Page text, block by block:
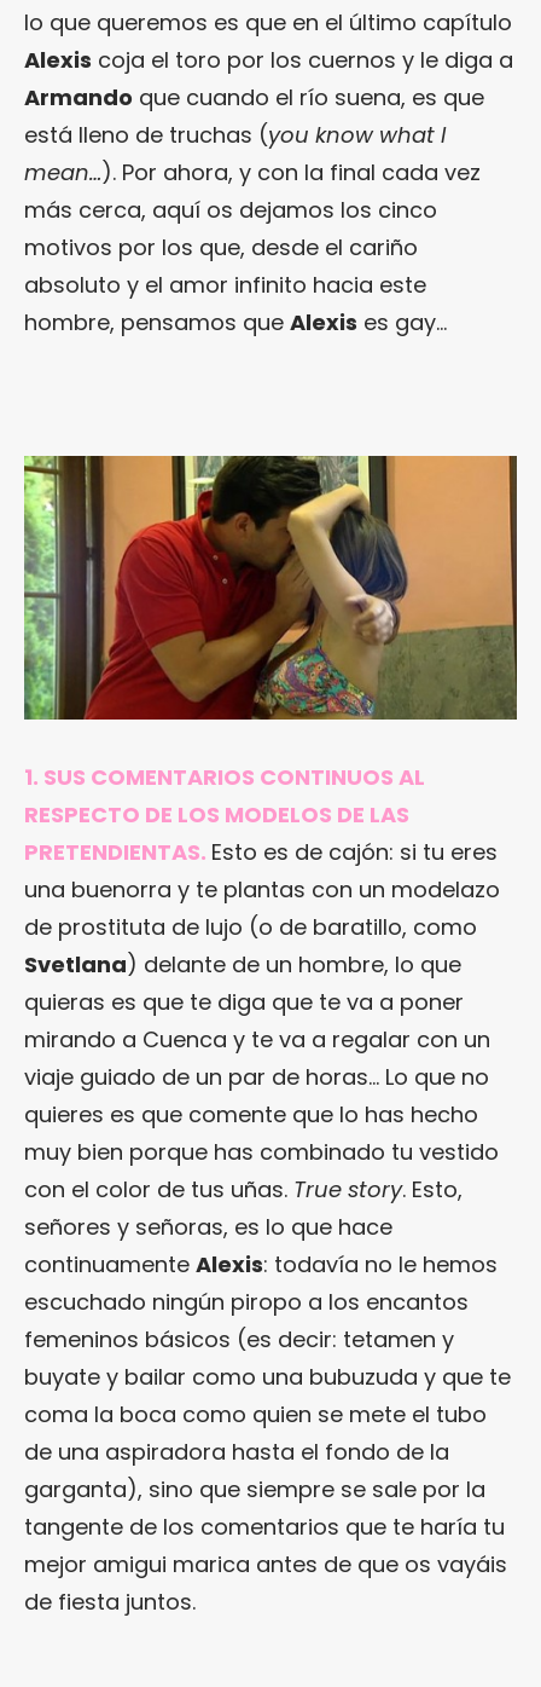
lo que queremos es que en el último capítulo
Alexis coja el toro por los cuernos y le diga a
Armando que cuando el río suena, es que
está lleno de truchas (you know what I
mean…). Por ahora, y con la final cada vez
más cerca, aquí os dejamos los cinco
motivos por los que, desde el cariño
absoluto y el amor infinito hacia este
hombre, pensamos que Alexis es gay…
1. SUS COMENTARIOS CONTINUOS AL
RESPECTO DE LOS MODELOS DE LAS
PRETENDIENTAS. Esto es de cajón: si tu eres
una buenorra y te plantas con un modelazo
de prostituta de lujo (o de baratillo, como
Svetlana) delante de un hombre, lo que
quieras es que te diga que te va a poner
mirando a Cuenca y te va a regalar con un
viaje guiado de un par de horas… Lo que no
quieres es que comente que lo has hecho
muy bien porque has combinado tu vestido
con el color de tus uñas. True story. Esto,
señores y señoras, es lo que hace
continuamente Alexis: todavía no le hemos
escuchado ningún piropo a los encantos
femeninos básicos (es decir: tetamen y
buyate y bailar como una bubuzuda y que te
coma la boca como quien se mete el tubo
de una aspiradora hasta el fondo de la
garganta), sino que siempre se sale por la
tangente de los comentarios que te haría tu
mejor amigui marica antes de que os vayáis
de fiesta juntos.